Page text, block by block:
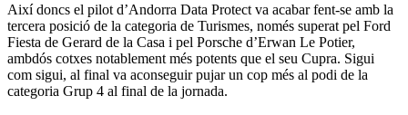
Així doncs el pilot d’Andorra Data Protect va acabar fent-se amb la
tercera posició de la categoria de Turismes, només superat pel Ford
Fiesta de Gerard de la Casa i pel Porsche d’Erwan Le Potier,
ambdós cotxes notablement més potents que el seu Cupra. Sigui
com sigui, al final va aconseguir pujar un cop més al podi de la
categoria Grup 4 al final de la jornada.